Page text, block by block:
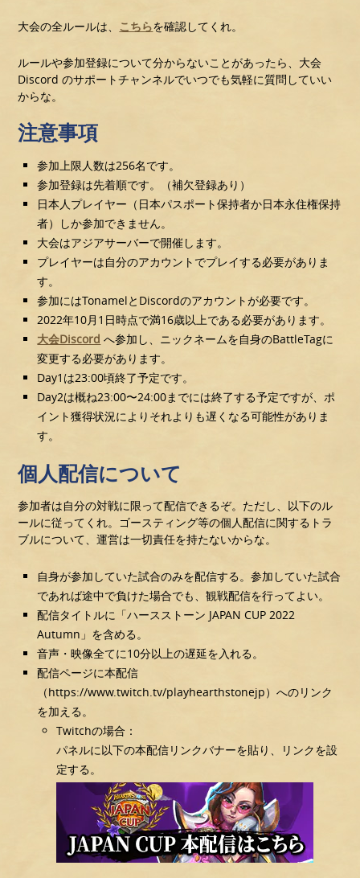
大会の全ルールは、 こちらを確認してくれ。
ルールや参加登録について分からないことがあったら、大会
Discord のサポートチャンネルでいつでも気軽に質問していい
からな。
注意事項
参加上限人数は256名です。
参加登録は先着順です。（補欠登録あり）
日本人プレイヤー（日本パスポート保持者か日本永住権保持
者）しか参加できません。
大会はアジアサーバーで開催します。
プレイヤーは自分のアカウントでプレイする必要がありま
す。
参加にはTonamelとDiscordのアカウントが必要です。
2022年10月1日時点で満16歳以上である必要があります。
大会Discord へ参加し、ニックネームを自身のBattleTagに
変更する必要があります。
Day1は23:00頃終了予定です。
Day2は概ね23:00〜24:00までには終了する予定ですが、ポ
イント獲得状況によりそれよりも遅くなる可能性がありま
す。
個人配信について
参加者は自分の対戦に限って配信できるぞ。ただし、以下のル
ールに従ってくれ。ゴースティング等の個人配信に関するトラ
ブルについて、運営は一切責任を持たないからな。
自身が参加していた試合のみを配信する。参加していた試合
であれば途中で負けた場合でも、観戦配信を行ってよい。
配信タイトルに「ハースストーン JAPAN CUP 2022
Autumn」を含める。
音声・映像全てに10分以上の遅延を入れる。
配信ページに本配信
（https://www.twitch.tv/playhearthstonejp）へのリンク
を加える。
Twitchの場合：
パネルに以下の本配信リンクバナーを貼り、リンクを設
定する。